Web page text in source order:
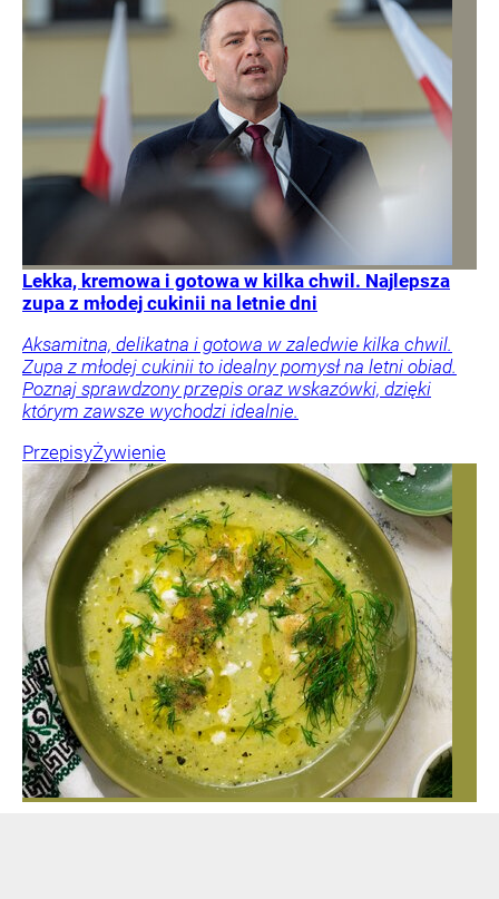
Lekka, kremowa i gotowa w kilka chwil. Najlepsza
zupa z młodej cukinii na letnie dni
Aksamitna, delikatna i gotowa w zaledwie kilka chwil.
Zupa z młodej cukinii to idealny pomysł na letni obiad.
Poznaj sprawdzony przepis oraz wskazówki, dzięki
którym zawsze wychodzi idealnie.
PrzepisyŻywienie